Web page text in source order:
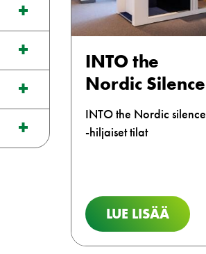
INTO the
Nordic Silence
INTO the Nordic silence
-hiljaiset tilat
LUE LISÄÄ